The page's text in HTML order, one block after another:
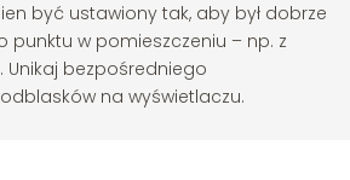
być ustawiony tak, aby był dobrze
punktu w pomieszczeniu – np. z
Unikaj bezpośredniego
na wyświetlaczu.